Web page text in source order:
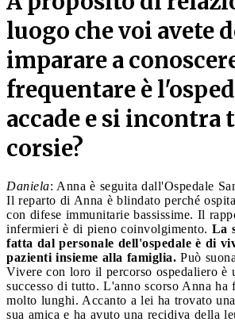
luogo che voi avete
imparare a
frequentare è
accade e si incontra
corsie?
Daniela: Anna è seguita dall'Ospedale
Il reparto di Anna è blindato perché
con difese immunitarie bassissime. Il
infermieri è di pieno coinvolgimento. La
fatta dal personale dell'ospedale è di
pazienti insieme alla famiglia. Può
Vivere con loro il percorso ospedaliero è
successo di tutto. L'anno scorso Anna ha
molto lunghi. Accanto a lei ha trovato
sua amica e ha avuto una recidiva della